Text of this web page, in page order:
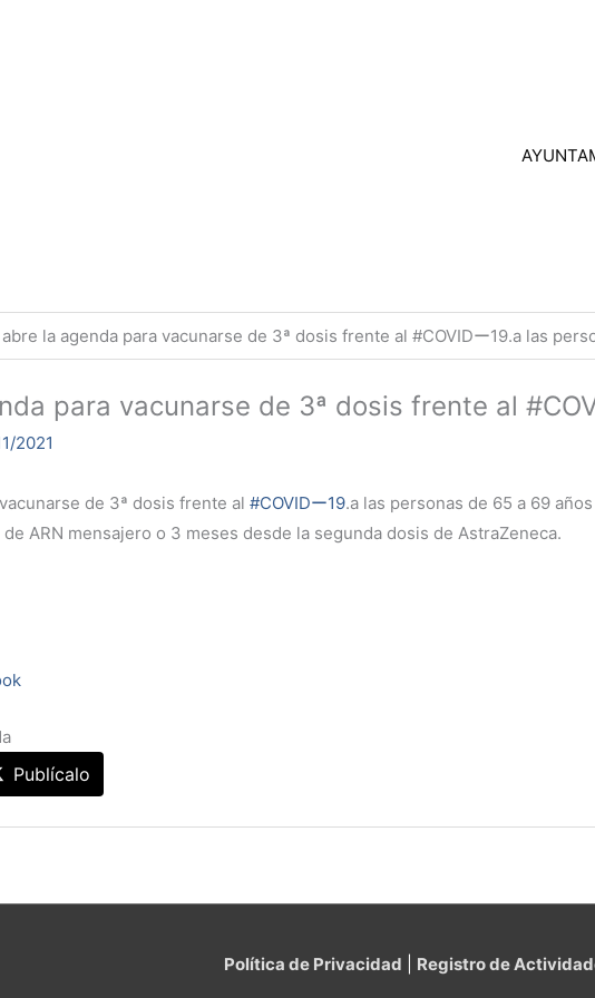
la agenda para vacunarse de 3ª dosis frente al #COVIDー19.a las
para vacunarse de 3ª dosis frente al
2021
de 3ª dosis frente al #COVIDー19.a las personas de 65 a 69
ARN mensajero o 3 meses desde la segunda dosis de AstraZeneca.
Publícalo
Política de Privacidad Registro de